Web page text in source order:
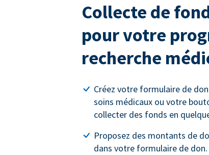
Collecte de
pour votre
recherche
Créez votre formulaire de
soins médicaux ou votre
collecter des fonds en
Proposez des montants de
dans votre formulaire de don.